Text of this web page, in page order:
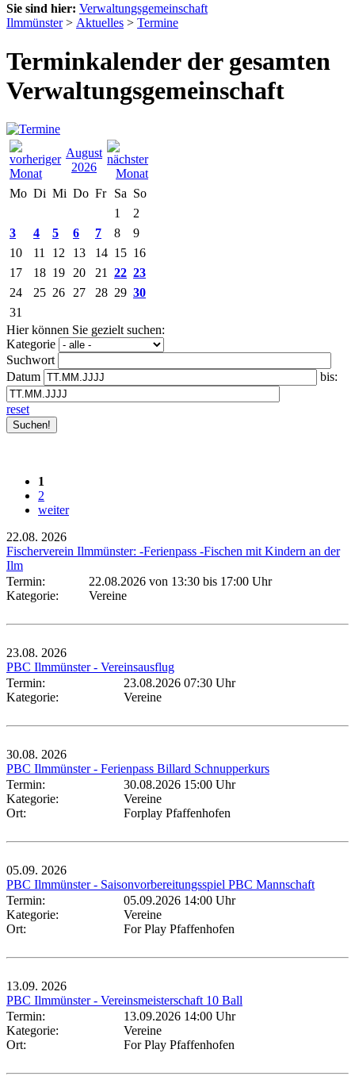
Sie sind hier: Verwaltungsgemeinschaft
Ilmmünster> Aktuelles > Termine
Terminkalender der gesamten
Verwaltungsgemeinschaft
August
2026
Mo Di Mi Do Fr Sa So
1
2
3
4 5 6 7 8
9
10
11 12 13 14 15 16
17
18 19 20 21 22 23
24
25 26 27 28 29 30
31
Hier können Sie gezielt suchen:
Kategorie
Suchwort
Datum
bis:
reset
1
2
weiter
22.08. 2026
Fischerverein Ilmmünster: -Ferienpass -Fischen mit Kindern an der
Ilm
Termin:
22.08.2026 von 13:30 bis 17:00 Uhr
Kategorie:
Vereine
23.08. 2026
PBC Ilmmünster - Vereinsausflug
Termin:
23.08.2026 07:30 Uhr
Kategorie:
Vereine
30.08. 2026
PBC Ilmmünster - Ferienpass Billard Schnupperkurs
Termin:
30.08.2026 15:00 Uhr
Kategorie:
Vereine
Ort:
Forplay Pfaffenhofen
05.09. 2026
PBC Ilmmünster - Saisonvorbereitungsspiel PBC Mannschaft
Termin:
05.09.2026 14:00 Uhr
Kategorie:
Vereine
Ort:
For Play Pfaffenhofen
13.09. 2026
PBC Ilmmünster - Vereinsmeisterschaft 10 Ball
Termin:
13.09.2026 14:00 Uhr
Kategorie:
Vereine
Ort:
For Play Pfaffenhofen